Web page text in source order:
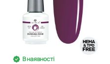
В наявності